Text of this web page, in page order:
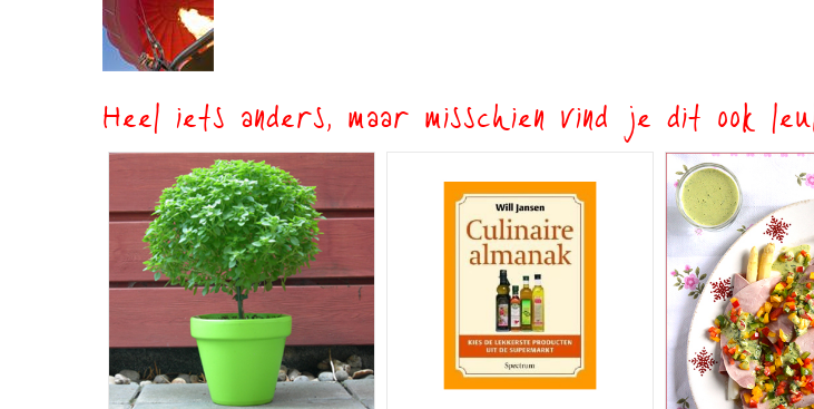
Heel iets anders, maar misschien vind je dit ook